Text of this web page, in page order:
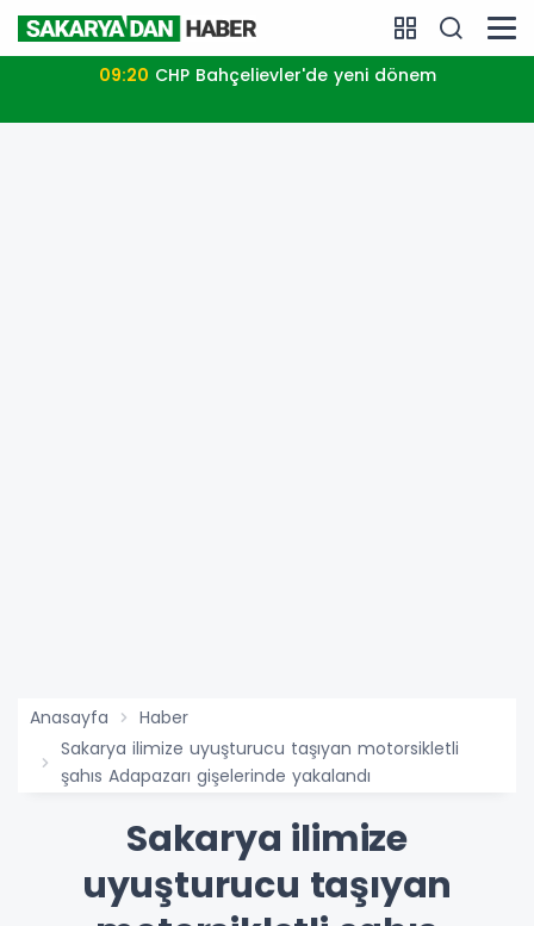
09:20 CHP Bahçelievler'de yeni dönem
Anasayfa
Haber
Sakarya ilimize uyuşturucu taşıyan motorsikletli
şahıs Adapazarı gişelerinde yakalandı
Sakarya ilimize
uyuşturucu taşıyan